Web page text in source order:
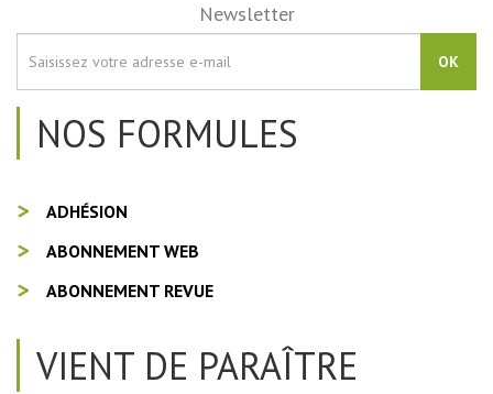
Newsletter
OK
NOS FORMULES
ADHÉSION
ABONNEMENT WEB
ABONNEMENT REVUE
VIENT DE PARAÎTRE